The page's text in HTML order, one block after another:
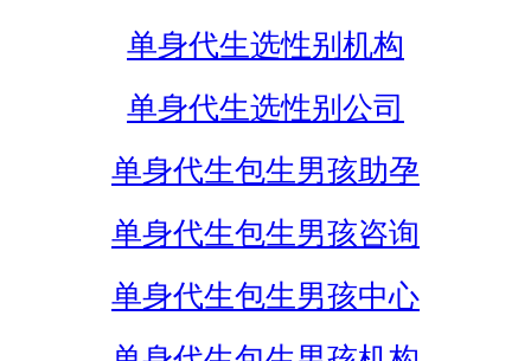
单身代生选性别机构
单身代生选性别公司
单身代生包生男孩助孕
单身代生包生男孩咨询
单身代生包生男孩中心